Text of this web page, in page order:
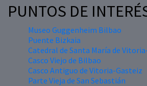
PUNTOS DE
Museo Guggenheim Bilbao
Puente Bizkaia
Catedral de Santa María de
Casco Viejo de Bilbao
Casco Antiguo de Vitoria-Gasteiz
Parte Vieja de San Sebastián